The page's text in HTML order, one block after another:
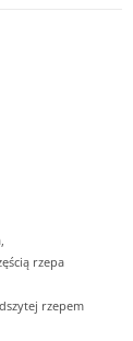
rzepa
rzepem